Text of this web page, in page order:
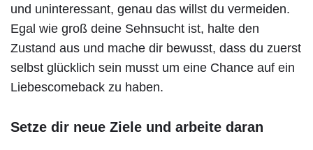
und uninteressant, genau das willst du vermeiden.
Egal wie groß deine Sehnsucht ist, halte den
Zustand aus und mache dir bewusst, dass du zuerst
selbst glücklich sein musst um eine Chance auf ein
Liebescomeback zu haben.
Setze dir neue Ziele und arbeite daran